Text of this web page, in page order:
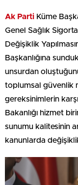
Ak Parti Küme
Genel Sağlık
Değişiklik
Başkanlığına
unsurdan
toplumsal güvenlik
gereksinimlerin
Bakanlığı hizmet
sunumu kalitesinin
kanunlarda